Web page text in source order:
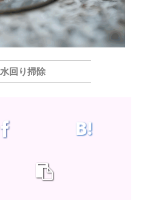
水回り掃除